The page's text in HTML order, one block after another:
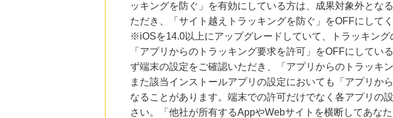
ッキングを防ぐ」を有効にしている方は、成果対象外とな
ただき、「サイト越えトラッキングを防ぐ」をOFFにしてく
※iOSを14.0以上にアップグレードしていて、トラッキン
「アプリからのトラッキング要求を許可」をOFFにして
ず端末の設定をご確認いただき、「アプリからのトラッキ
また該当インストールアプリの設定においても「アプリか
なることがあります。端末での許可だけでなく各アプリの
さい。「他社が所有するAppやWebサイトを横断してあな